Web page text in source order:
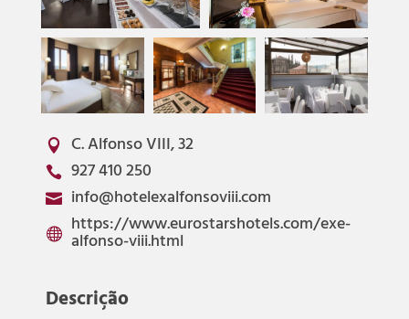
 C. Alfonso VIII, 32
 927 410 250
 info@hotelexalfonsoviii.com
 https://www.eurostarshotels.com/exe-
alfonso-viii.html
Descrição